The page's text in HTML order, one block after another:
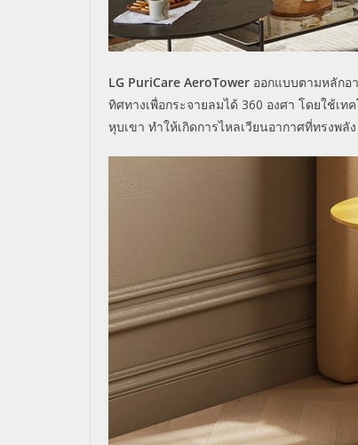
LG PuriCare AeroTower ออกแบบตามหลักอ
ทิศทางเพื่อกระจายลมได้ 360 องศา โดยใช้เท
หุบเขา ทำให้เกิดการไหลเวียนอากาศที่ทรงพลั